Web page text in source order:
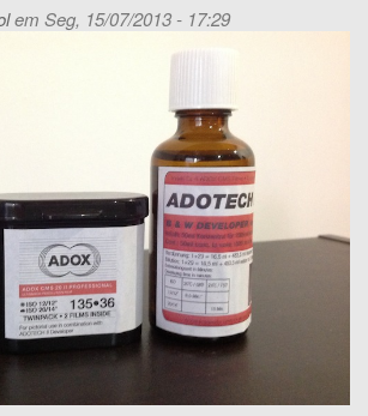
em Seg, 15/07/2013 - 17:29